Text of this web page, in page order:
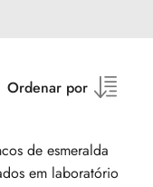
Ordenar por